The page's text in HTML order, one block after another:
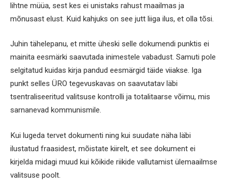
lihtne müüa, sest kes ei unistaks rahust maailmas ja
mõnusast elust. Kuid kahjuks on see jutt liiga ilus, et olla tõsi.
Juhin tähelepanu, et mitte üheski selle dokumendi punktis ei
mainita eesmärki saavutada inimestele vabadust. Samuti pole
selgitatud kuidas kirja pandud eesmärgid täide viiakse. Iga
punkt selles ÜRO tegevuskavas on saavutatav läbi
tsentraliseeritud valitsuse kontrolli ja totalitaarse võimu, mis
sarnanevad kommunismile.
Kui lugeda tervet dokumenti ning kui suudate näha läbi
ilustatud fraasidest, mõistate kiirelt, et see dokument ei
kirjelda midagi muud kui kõikide riikide vallutamist ülemaailmse
valitsuse poolt.